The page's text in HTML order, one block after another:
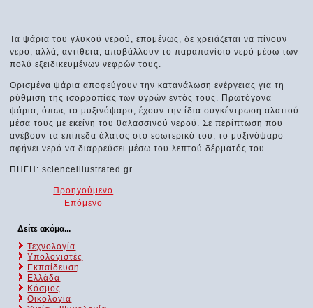
Τα ψάρια του γλυκού νερού, επομένως, δε χρειάζεται να πίνουν
νερό, αλλά, αντίθετα, αποβάλλουν το παραπανίσιο νερό μέσω των
πολύ εξειδικευμένων νεφρών τους.
Ορισμένα ψάρια αποφεύγουν την κατανάλωση ενέργειας για τη
ρύθμιση της ισορροπίας των υγρών εντός τους. Πρωτόγονα
ψάρια, όπως το μυξινόψαρο, έχουν την ίδια συγκέντρωση αλατιού
μέσα τους με εκείνη του θαλασσινού νερού. Σε περίπτωση που
ανέβουν τα επίπεδα άλατος στο εσωτερικό του, το μυξινόψαρο
αφήνει νερό να διαρρεύσει μέσω του λεπτού δέρματός του.
ΠΗΓΗ: scienceillustrated.gr
Προηγούμενο
Επόμενο
Δείτε ακόμα...
Τεχνολογία
Υπολογιστές
Εκπαίδευση
Ελλάδα
Κόσμος
Οικολογία